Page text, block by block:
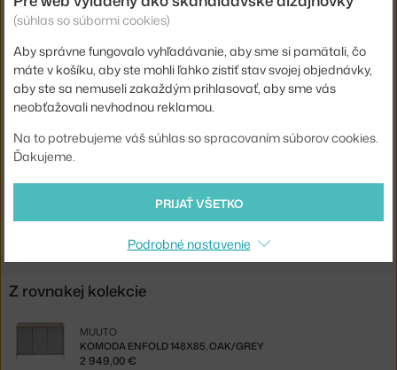
Hĺbka:
45 cm
Farba:
červená
Materiál:
dubové drevo, oceľ
Kód produktu MUU-ENSBD186A05
EAN
5713295998017
Jste z Česka? Přejděte naKomoda Enfold 186x48, oak/deep red
Shopping from the EU? Switch toEnfold Sideboard 186x48,
oak/deep red
Z rovnakej kolekcie
KOMODA ENFOLD 148X85, OAK/GREY
MUUTO
2 949,00 €
(súhlas so súbormi cookies)
Aby správne fungovalo vyhľadávanie, aby sme si pamätali, čo
máte v košíku, aby ste mohli ľahko zistiť stav svojej objednávky,
aby ste sa nemuseli zakaždým prihlasovať, aby sme vás
neobťažovali nevhodnou reklamou.
Na to potrebujeme váš súhlas so spracovaním súborov cookies.
Ďakujeme.
PRIJAŤ VŠETKO
Podrobné nastavenie